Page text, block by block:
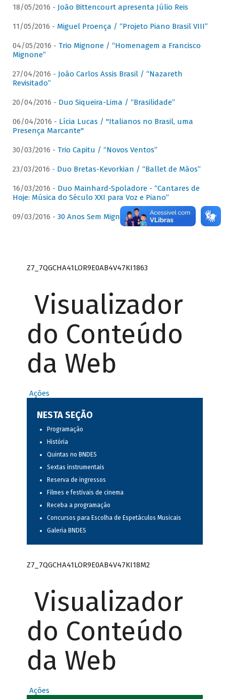
18/05/2016 - João Bittencourt apresenta Júlio Reis
11/05/2016 - Miguel Proença / “Projeto Piano Brasil VIII”
04/05/2016 - Trio Mignone / “Homenagem a Francisco
Mignone”
27/04/2016 - João Carlos Assis Brasil / “Nazareth
Revisitado”
20/04/2016 - Duo Siqueira-Lima / “Brasilidade”
06/04/2016 - Lícia Lucas / "Italianos no Brasil, uma
Presença Marcante"
30/03/2016 - Trio Capitu / “Novos Ventos”
23/03/2016 - Duo Bretas-Kevorkian / “Ballet de Mãos”
16/03/2016 - Duo Mainhard-Spoladore - “Cantares de
Hoje: Música do Século XXI para Voz e Piano”
09/03/2016 - 30 Anos Sem Mignone
Z7_7QGCHA41LOR9E0AB4V47KI1863
Visualizador
do Conteúdo
da Web
Ações
NESTA SEÇÃO
Programação
História
Quintas no BNDES
Sextas instrumentais
Reserva de ingressos
Filmes e festivais de cinema
Receba a programação
Concursos para Escolha de Espetáculos Musicais
Galeria BNDES
Z7_7QGCHA41LOR9E0AB4V47KI18M2
Visualizador
do Conteúdo
da Web
Ações